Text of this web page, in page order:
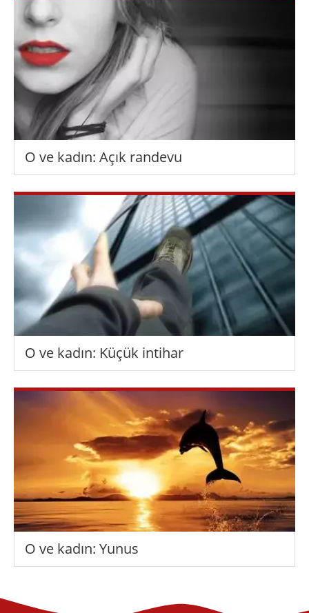
O ve kadın: Açık randevu
O ve kadın: Küçük intihar
O ve kadın: Yunus